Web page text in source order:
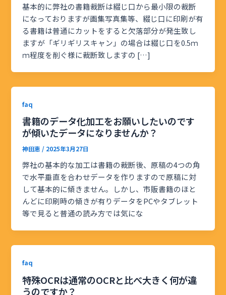
基本的に弊社の書籍裁断は綴じ口から最小限の裁断
になっておりますが画集写真集等、綴じ口に印刷が有
る書籍は普通にカットをすると欠落部分が発生致し
ますが「ギリギリスキャン」の場合は綴じ口を0.5ｍ
ｍ程度を削ぐ様に裁断致しますの […]
faq
書籍のデータ化加工をお願いしたいのです
が傾いたデータになりませんか？
神田恵 / 2025年3月27日
弊社の基本的な加工は書籍の裁断後、原稿の4つの角
で水平垂直を合わせデータを作りますので原稿に対
して基本的に傾きません。しかし、市販書籍のほと
んどに印刷時の傾きが有りデータをPCやタブレット
等で見ると普通の読み方では気にな
faq
特殊OCRは通常のOCRと比べ大きく何が違
うのですか？